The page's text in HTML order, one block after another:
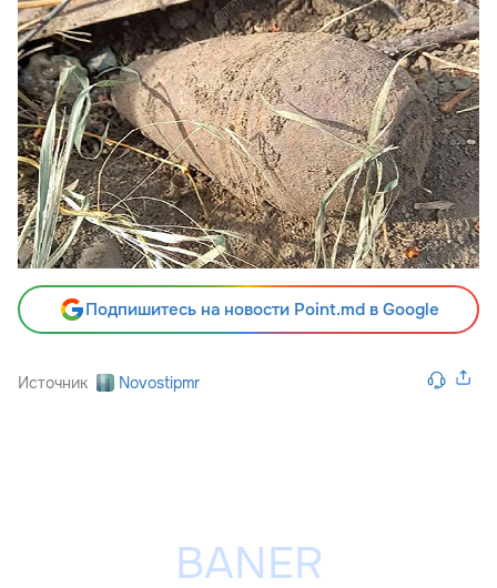
Подпишитесь на новости Point.md в Google
Источник Novostipmr